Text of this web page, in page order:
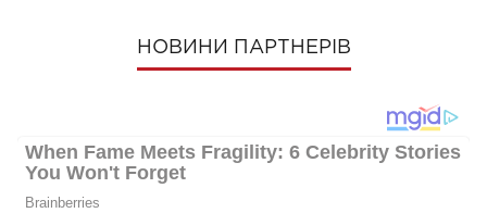
НОВИНИ ПАРТНЕРІВ